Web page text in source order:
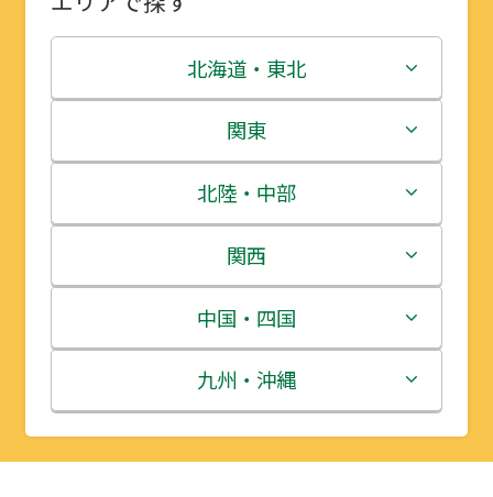
北海道・東北
北海道
青森県
岩手県
宮城県
秋田県
山形県
関東
茨城県
栃木県
群馬県
埼玉県
千葉県
北陸・中部
新潟県
富山県
石川県
福井県
関西
三重県
滋賀県
京都府
中国・四国
鳥取県
島根県
九州・沖縄
福岡県